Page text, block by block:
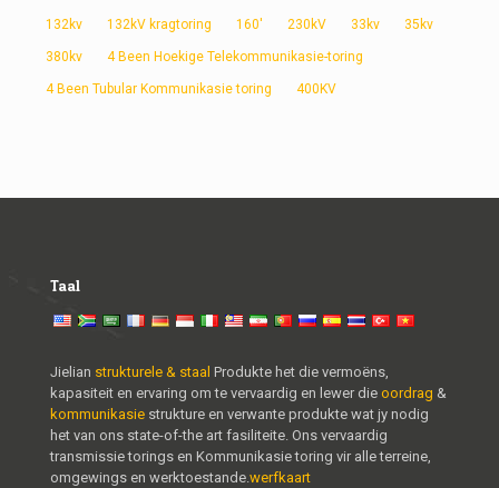
132kv 132kV kragtoring 160' 230kV 33kv 35kv
380kv 4 Been Hoekige Telekommunikasie-toring
4 Been Tubular Kommunikasie toring 400KV
Taal
Jielian strukturele & staal Produkte het die vermoëns,
kapasiteit en ervaring om te vervaardig en lewer die oordrag &
kommunikasie strukture en verwante produkte wat jy nodig
het van ons state-of-the art fasiliteite. Ons vervaardig
transmissie torings en Kommunikasie toring vir alle terreine,
omgewings en werktoestande.werfkaart